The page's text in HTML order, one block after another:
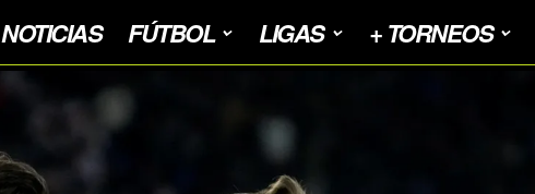
NOTICIAS FÚTBOL LIGAS + TORNEOS